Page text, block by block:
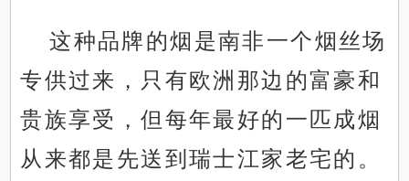
这种品牌的烟是南非一个烟丝场
专供过来，只有欧洲那边的富豪和
贵族享受，但每年最好的一匹成烟
从来都是先送到瑞士江家老宅的。